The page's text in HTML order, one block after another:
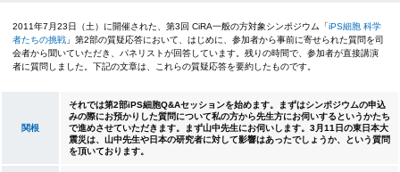
2011年7月23日（土）に開催された、第3回 CiRA一般の方対象シンポジウム「iPS細胞 科学
者たちの挑戦 」第2部の質疑応答において、はじめに、参加者から事前に寄せられた質問を司
会者から聞いていただき、パネリストが回答しています。残りの時間で、参加者が直接講演
者に質問しました。下記の文章は、これらの質疑応答を要約したものです。
関根
それでは第2部iPS細胞Q&Aセッションを始めます。まずはシンポジウムの申込
みの際にお預かりした質問について私の方から先生方にお伺いするというかたち
で進めさせていただきます。まず山中先生にお伺いします。3月11日の東日本大
震災は、山中先生や日本の研究者に対して影響はあったでしょうか、という質問
を頂いております。